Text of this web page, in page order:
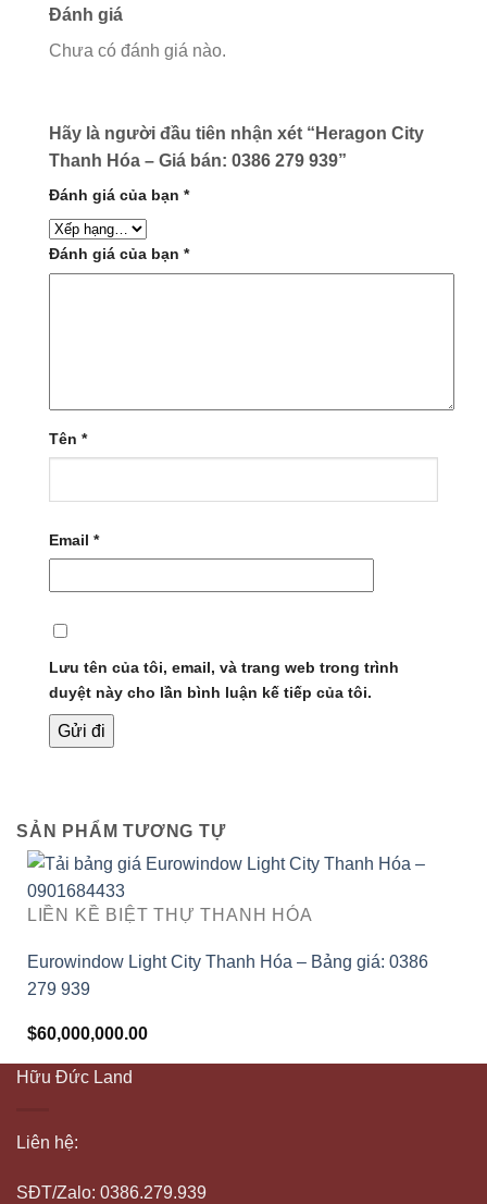
Đánh giá
Chưa có đánh giá nào.
Hãy là người đầu tiên nhận xét “Heragon City
Thanh Hóa – Giá bán: 0386 279 939”
Đánh giá của bạn *
Đánh giá của bạn *
Tên *
Email *
Lưu tên của tôi, email, và trang web trong trình
duyệt này cho lần bình luận kế tiếp của tôi.
SẢN PHẨM TƯƠNG TỰ
LIỀN KỀ BIỆT THỰ THANH HÓA
Eurowindow Light City Thanh Hóa – Bảng giá: 0386
279 939
$60,000,000.00
Hữu Đức Land
Liên hệ:
SĐT/Zalo: 0386.279.939